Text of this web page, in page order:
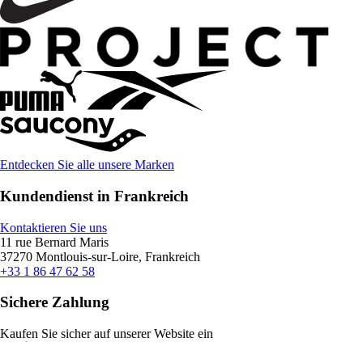
Entdecken Sie alle unsere Marken
Kundendienst in Frankreich
Kontaktieren Sie uns
11 rue Bernard Maris
37270 Montlouis-sur-Loire, Frankreich
+33 1 86 47 62 58
Sichere Zahlung
Kaufen Sie sicher auf unserer Website ein